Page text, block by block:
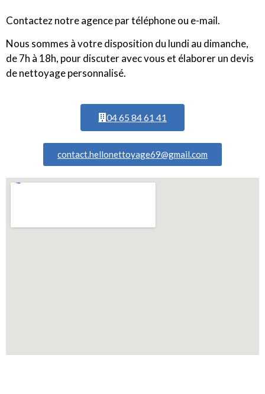
Contactez notre agence par téléphone ou e-mail.
Nous sommes à votre disposition du lundi au dimanche,
de 7h à 18h, pour discuter avec vous et élaborer un devis
de nettoyage personnalisé.
04 65 84 61 41
contact.hellonettoyage69@gmail.com